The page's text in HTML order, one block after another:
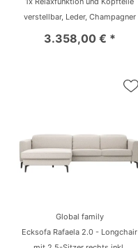
verstellbar, Leder, Champagner
3.358,00 € *
Global family
Ecksofa Rafaela 2.0 - Longchair